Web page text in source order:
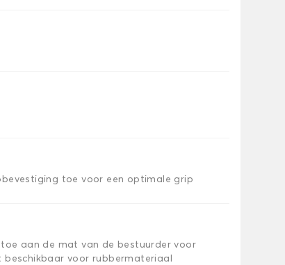
toe voor een optimale grip
toe aan de mat van de bestuurder voor
voor rubbermateriaal